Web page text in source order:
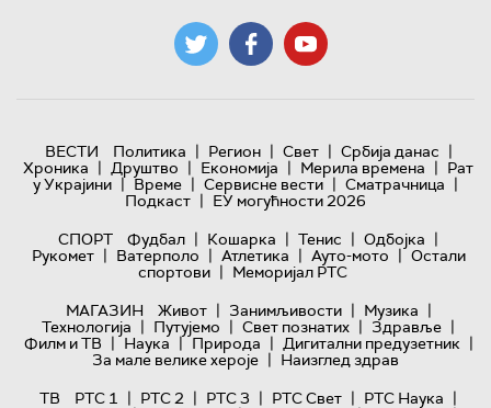
ВЕСТИ Политика | Регион | Свет | Србија данас |
Хроника | Друштво | Економија | Мерила времена | Рат
у Украјини | Време | Сервисне вести | Сматрачница |
Подкаст | ЕУ могућности 2026
СПОРТ
Фудбал | Кошарка | Тенис | Одбојка |
Рукомет | Ватерполо | Атлетика | Ауто-мото | Остали
спортови | Меморијал РТС
МАГАЗИН
Живот | Занимљивости | Музика |
Технологијa | Путујемо | Свет познатих | Здравље |
Филм и ТВ | Наука | Природа | Дигитални предузетник |
За мале велике хероје | Наизглед здрав
ТВ
РТС 1 | РТС 2 | РТС 3 | РТС Свет | РТС Наука |